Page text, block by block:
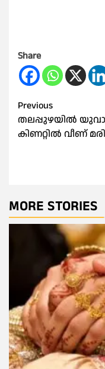
Share
Post
navigation
Previous
തലപ്പുഴയിൽ
കിണറ്റില്‍ വീണ്
MORE STORIES